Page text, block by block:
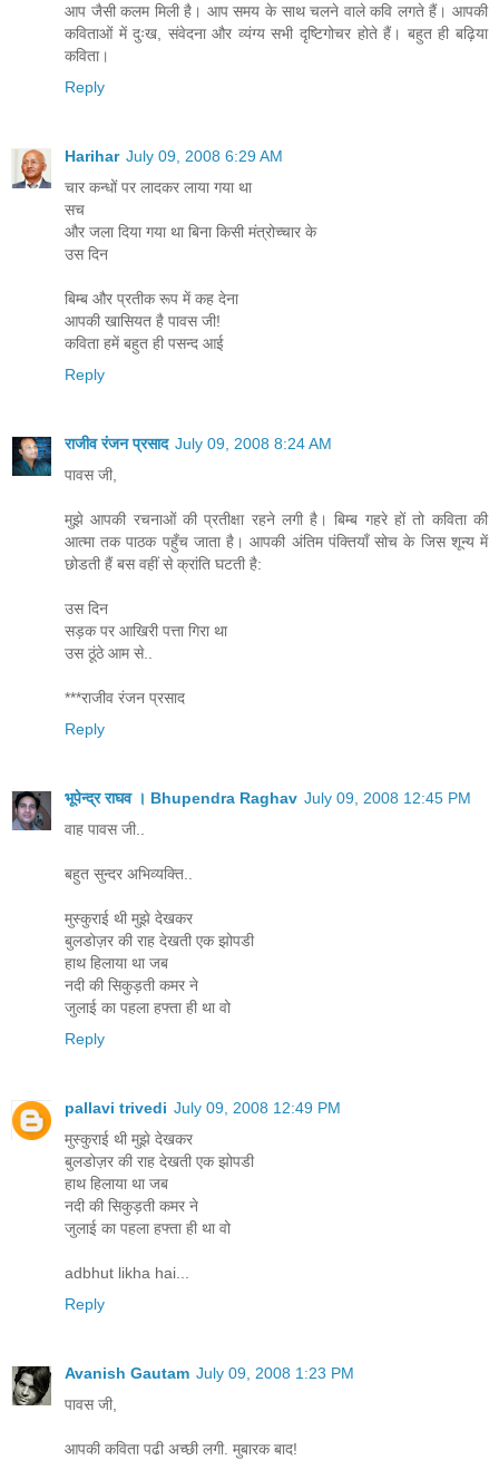
आप जैसी कलम मिली है। आप समय के साथ चलने वाले कवि लगते हैं। आपकी
कविताओं में दुःख, संवेदना और व्यंग्य सभी दृष्टिगोचर होते हैं। बहुत ही बढ़िया
कविता।
Reply
Harihar July 09, 2008 6:29 AM
चार कन्धों पर लादकर लाया गया था
सच
और जला दिया गया था बिना किसी मंत्रोच्चार के
उस दिन
बिम्ब और प्रतीक रूप में कह देना
आपकी खासियत है पावस जी!
कविता हमें बहुत ही पसन्द आई
Reply
राजीव रंजन प्रसाद July 09, 2008 8:24 AM
पावस जी,
मुझे आपकी रचनाओं की प्रतीक्षा रहने लगी है। बिम्ब गहरे हों तो कविता की
आत्मा तक पाठक पहुँच जाता है। आपकी अंतिम पंक्तियाँ सोच के जिस शून्य में
छोडती हैं बस वहीं से क्रांति घटती है:
उस दिन
सड़क पर आखिरी पत्ता गिरा था
उस ठूंठे आम से..
***राजीव रंजन प्रसाद
Reply
भूपेन्द्र राघव । Bhupendra Raghav July 09, 2008 12:45 PM
वाह पावस जी..
बहुत सुन्दर अभिव्यक्ति..
मुस्कुराई थी मुझे देखकर
बुलडोज़र की राह देखती एक झोपडी
हाथ हिलाया था जब
नदी की सिकुड़ती कमर ने
जुलाई का पहला हफ्ता ही था वो
Reply
pallavi trivedi July 09, 2008 12:49 PM
मुस्कुराई थी मुझे देखकर
बुलडोज़र की राह देखती एक झोपडी
हाथ हिलाया था जब
नदी की सिकुड़ती कमर ने
जुलाई का पहला हफ्ता ही था वो
adbhut likha hai...
Reply
Avanish Gautam July 09, 2008 1:23 PM
पावस जी,
आपकी कविता पढी अच्छी लगी. मुबारक बाद!